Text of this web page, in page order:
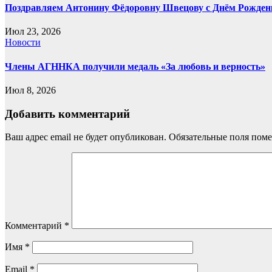
Поздравляем Антонину Фёдоровну Швецову с Днём
Июл 23, 2026
Новости
Члены АГННКА получили медаль «За любовь и верность»
Июл 8, 2026
Добавить комментарий
Ваш адрес email не будет опубликован. Обязательные поля
Комментарий *
Имя *
Email *